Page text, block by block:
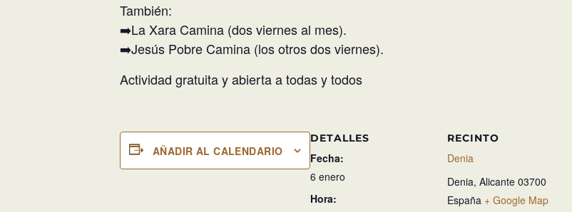
También:
➡️La Xara Camina (dos viernes al mes).
➡️Jesús Pobre Camina (los otros dos viernes).
Actividad gratuita y abierta a todas y todos
AÑADIR AL CALENDARIO
DETALLES
Fecha:
6 enero
Hora:
RECINTO
Denia
Denia, Alicante 03700
España + Google Map